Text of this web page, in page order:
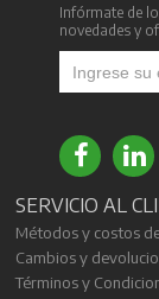
Infórmate de
novedades y
SERVICIO AL
Métodos y costos
Cambios y
Términos y